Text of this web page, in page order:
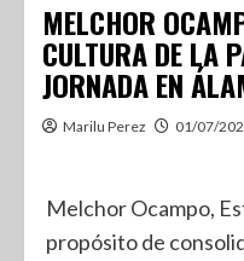
MELCHOR
CULTURA DE LA
JORNADA EN
Marilu Perez 01/07/
Melchor Ocampo,
propósito de